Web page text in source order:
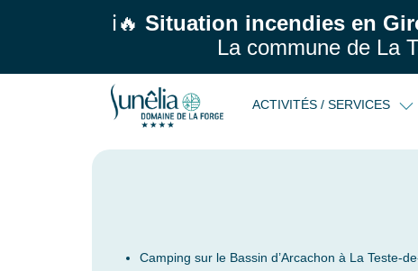
ℹ️🔥 Situation incendies en
La commune de La
ACTIVITÉS / SERVICES
Camping sur le Bassin d’Arcachon à La Teste-